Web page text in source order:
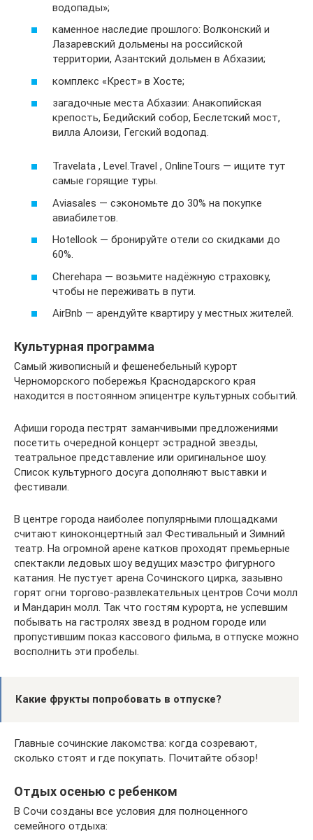
водопады»;
каменное наследие прошлого: Волконский и
Лазаревский дольмены на российской
территории, Азантский дольмен в Абхазии;
комплекс «Крест» в Хосте;
загадочные места Абхазии: Анакопийская
крепость, Бедийский собор, Беслетский мост,
вилла Алоизи, Гегский водопад.
Travelata , Level.Travel , OnlineTours — ищите тут
самые горящие туры.
Aviasales — сэкономьте до 30% на покупке
авиабилетов.
Hotellook — бронируйте отели со скидками до
60%.
Cherehapa — возьмите надёжную страховку,
чтобы не переживать в пути.
AirBnb — арендуйте квартиру у местных жителей.
Культурная программа
Самый живописный и фешенебельный курорт
Черноморского побережья Краснодарского края
находится в постоянном эпицентре культурных событий.
Афиши города пестрят заманчивыми предложениями
посетить очередной концерт эстрадной звезды,
театральное представление или оригинальное шоу.
Список культурного досуга дополняют выставки и
фестивали.
В центре города наиболее популярными площадками
считают киноконцертный зал Фестивальный и Зимний
театр. На огромной арене катков проходят премьерные
спектакли ледовых шоу ведущих маэстро фигурного
катания. Не пустует арена Сочинского цирка, зазывно
горят огни торгово-развлекательных центров Сочи молл
и Мандарин молл. Так что гостям курорта, не успевшим
побывать на гастролях звезд в родном городе или
пропустившим показ кассового фильма, в отпуске можно
восполнить эти пробелы.
Какие фрукты попробовать в отпуске?
Главные сочинские лакомства: когда созревают,
сколько стоят и где покупать. Почитайте обзор!
Отдых осенью с ребенком
В Сочи созданы все условия для полноценного
семейного отдыха: